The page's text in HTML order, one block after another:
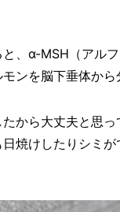
、α-MSH（アル
ンを脳下垂体から
から大丈夫と思
焼けしたりシミ